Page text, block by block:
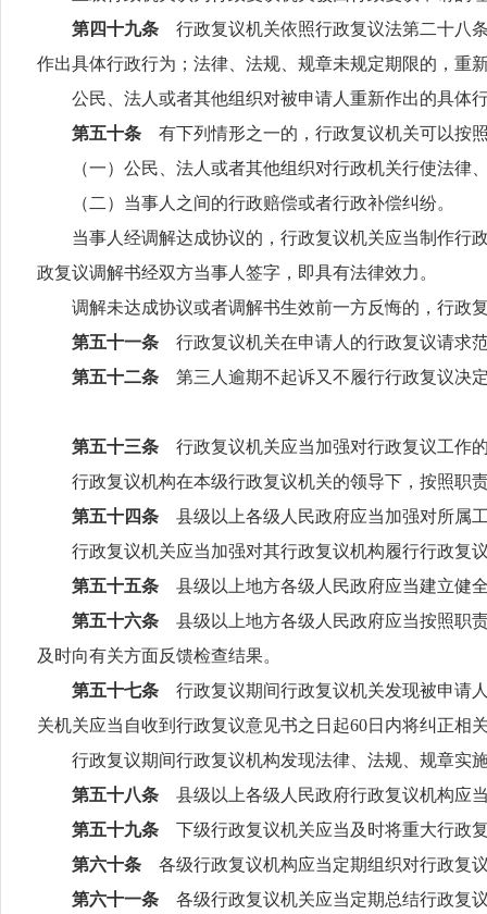
第四十九条 行政复议机关依照行政复议法第二十八
作出具体行政行为；法律、法规、规章未规定期限的，重
公民、法人或者其他组织对被申请人重新作出的具体
第五十条 有下列情形之一的，行政复议机关可以按
（一）公民、法人或者其他组织对行政机关行使法律
（二）当事人之间的行政赔偿或者行政补偿纠纷。
当事人经调解达成协议的，行政复议机关应当制作行政
政复议调解书经双方当事人签字，即具有法律效力。
调解未达成协议或者调解书生效前一方反悔的，行政
第五十一条 行政复议机关在申请人的行政复议请求
第五十二条 第三人逾期不起诉又不履行行政复议决
第五十三条 行政复议机关应当加强对行政复议工作
行政复议机构在本级行政复议机关的领导下，按照职
第五十四条 县级以上各级人民政府应当加强对所属
行政复议机关应当加强对其行政复议机构履行行政复
第五十五条 县级以上地方各级人民政府应当建立健
第五十六条 县级以上地方各级人民政府应当按照职
及时向有关方面反馈检查结果。
第五十七条 行政复议期间行政复议机关发现被申请
关机关应当自收到行政复议意见书之日起60日内将纠正相
行政复议期间行政复议机构发现法律、法规、规章实施
第五十八条 县级以上各级人民政府行政复议机构应
第五十九条 下级行政复议机关应当及时将重大行政
第六十条 各级行政复议机构应当定期组织对行政复
第六十一条 各级行政复议机关应当定期总结行政复